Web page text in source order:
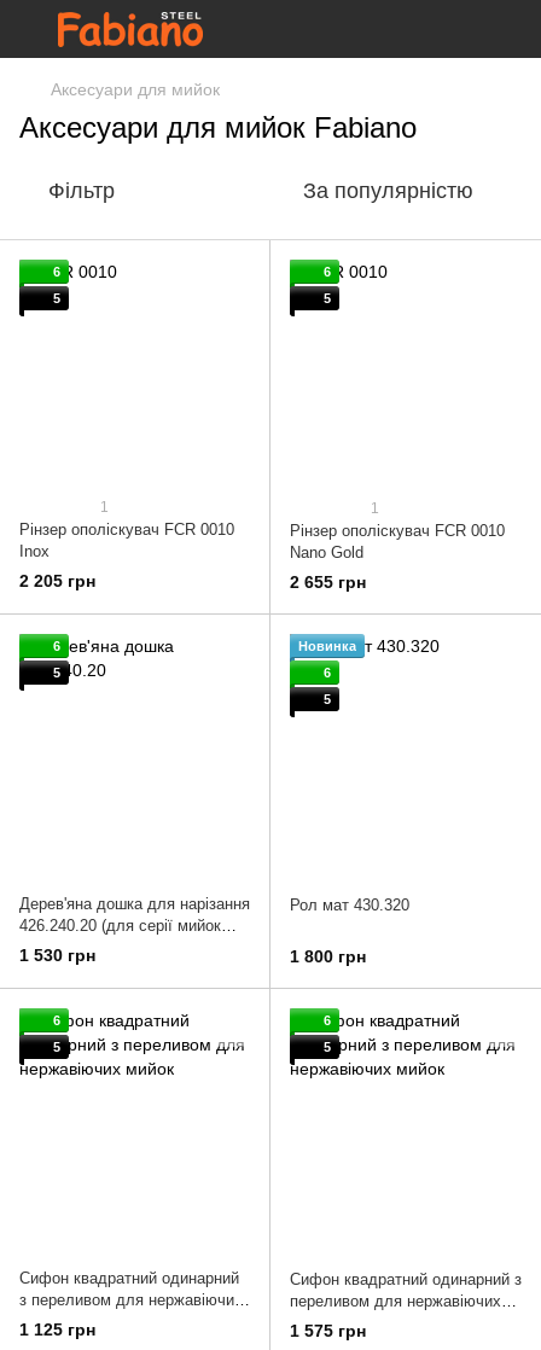
Аксесуари для мийок
Аксесуари для мийок Fabiano
Фільтр За популярністю
6
5
1
Рінзер ополіскувач FCR 0010
Inox
2 205 грн
6
5
1
Рінзер ополіскувач FCR 0010
Nano Gold
2 655 грн
6
5
Дерев'яна дошка для нарізання
426.240.20 (для серії мийок
TOP)
1 530 грн
Новинка
6
5
Рол мат 430.320
1 800 грн
6
5
Сифон квадратний одинарний
з переливом для нержавіючих
мийок Inox
1 125 грн
6
5
Сифон квадратний одинарний з
переливом для нержавіючих
мийок Nano Gold
1 575 грн